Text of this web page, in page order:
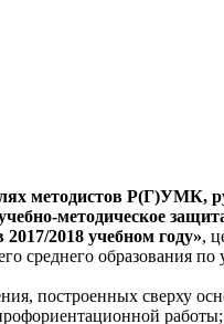
методистов Р(Г)УМК,
методическое
2018 учебном году»,
среднего образования
построенных сверху